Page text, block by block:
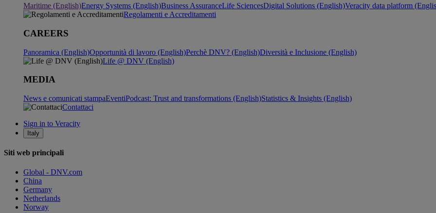
Maritime (English)Energy Systems (English)Business AssuranceLife SciencesDigital Solutions (English)Veracity data platform
Regolamenti e Accreditamenti
CAREERS
Panoramica (English)Opportunità di lavoro (English)Perchè DNV? (English)Diversità e Inclusione (English)
Life @ DNV (English)
MEDIA
News e comunicati stampaEventiPodcast: Trust and transformations (English)Statistics & Insights (English)
Contattaci
Sign in to Veracity
Italy
Siti web principali
Global - DNV.com
China
Germany
Netherlands
Norway